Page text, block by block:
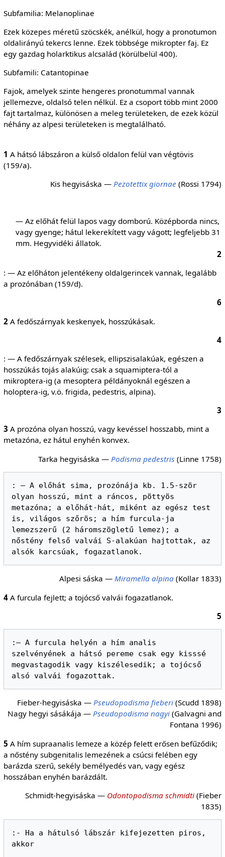
Subfamilia: Melanoplinae
Ezek közepes méretű szöcskék, anélkül, hogy a pronotumon
oldalirányú tekercs lenne. Ezek többsége mikropter faj. Ez
egy gazdag holarktikus alcsalád (körülbelül 400).
Subfamili: Catantopinae
Fajok, amelyek szinte hengeres pronotummal vannak
jellemezve, oldalsó telen nélkül. Ez a csoport több mint 2000
fajt tartalmaz, különösen a meleg területeken, de ezek közül
néhány az alpesi területeken is megtalálható.
1 A hátsó lábszáron a külső oldalon felül van végtövis
(159/a).
Kis hegyisáska — Pezotettix giornae (Rossi 1794)
— Az előhát felül lapos vagy domború. Középborda nincs,
vagy gyenge; hátul lekerekített vagy vágott; legfeljebb 31
mm. Hegyvidéki állatok.
2
: — Az előháton jelentékeny oldalgerincek vannak, legalább
a prozónában (159/d).
6
2A fedőszárnyak keskenyek, hosszúkásak.
4
: — A fedőszárnyak szélesek, ellipszisalakúak, egészen a
hosszúkás tojás alakúig; csak a squamiptera-tól a
mikroptera-ig (a mesoptera példányoknál egészen a
holoptera-ig, v.ö. frigida, pedestris, alpina).
3
3 A prozóna olyan hosszú, vagy kevéssel hosszabb, mint a
metazóna, ez hátul enyhén konvex.
Tarka hegyisáska — Podisma pedestris (Linne 1758)
: — A előhát sima, prozónája kb. 1.5-ször
olyan hosszú, mint a ráncos, pöttyös
metazóna; a előhát-hát, miként az egész test
is, világos szőrös; a hím furcula-ja
lemezszerű (2 háromszögletű lemez); a
nőstény felső valvái S-alakúan hajtottak, az
Alpesi sáska —Miramella alpina (Kollar 1833)
4A furcula fejlett; a tojócső valvái fogazatlanok.
5
:— A furcula helyén a hím analis
szelvényének a hátsó pereme csak egy kisssé
megvastagodik vagy kiszélesedik; a tojócső
Fieber-hegyisáska —Pseudopodisma fieberi (Scudd 1898)
Nagy hegyi sásákája —Pseudopodisma nagyi (Galvagni and
Fontana 1996)
5 A hím supraanalis lemeze a közép felett erősen befűződik;
a nőstény subgenitalis lemezének a csúcsi felében egy
barázda szerű, sekély bemélyedés van, vagy egész
hosszában enyhén barázdált.
Schmidt-hegyisáska — Odontopodisma schmidti (Fieber
1835)
:- Ha a hátulsó lábszár kifejezetten piros,